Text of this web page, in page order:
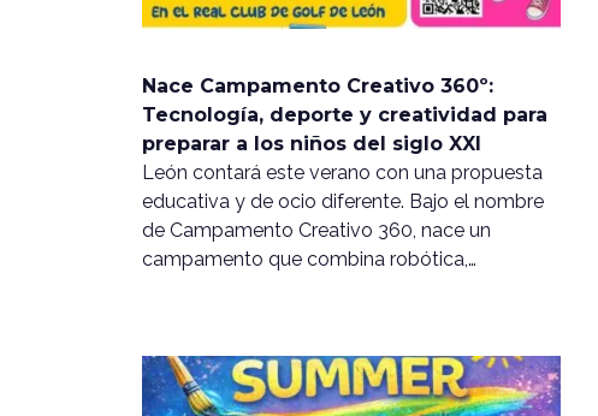
Nace Campamento Creativo 360º:
Tecnología, deporte y creatividad para
preparar a los niños del siglo XXI
León contará este verano con una propuesta
educativa y de ocio diferente. Bajo el nombre
de Campamento Creativo 360, nace un
campamento que combina robótica,…